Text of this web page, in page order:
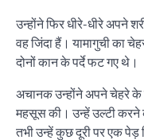
उन्होंने फिर धीरे-धीरे अपने
वह जिंदा हैं। यामागुची का
दोनों कान के पर्दे फट गए थे।
अचानक उन्होंने अपने चेहरे के
महसूस की। उन्हें उल्टी करने
तभी उन्हें कुछ दूरी पर एक पेड़